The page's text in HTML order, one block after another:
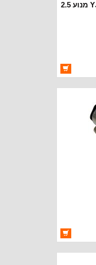
מנוע צעדים רנגלר YJ מנוע 2.5